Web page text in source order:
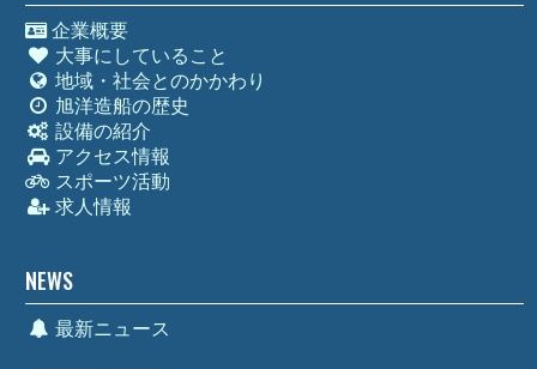
企業概要
大事にしていること
地域・社会とのかかわり
旭洋造船の歴史
設備の紹介
アクセス情報
スポーツ活動
求人情報
NEWS
最新ニュース